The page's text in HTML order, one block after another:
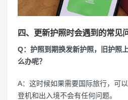
四、更新护照时会遇到的常见
Q：护照到期换发新护照，旧护照
么办呢？
A：这时候如果需要国际旅行，可
登机和出入境不会有任何问题。